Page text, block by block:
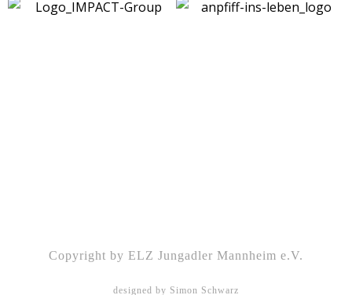
Copyright by ELZ Jungadler Mannheim e.V.
designed by Simon Schwarz